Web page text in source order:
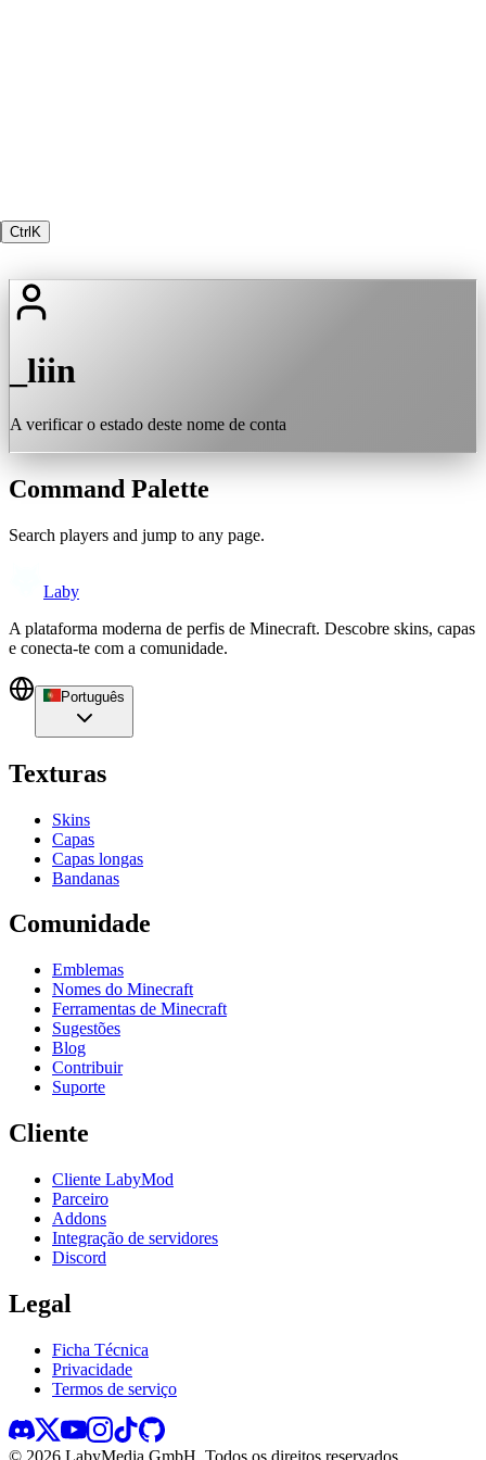
Ctrl K
_liin
A verificar o estado deste nome de conta
Command Palette
Search players and jump to any page.
Laby
A plataforma moderna de perfis de Minecraft. Descobre skins, capas
e conecta-te com a comunidade.
Português
Texturas
Skins
Capas
Capas longas
Bandanas
Comunidade
Emblemas
Nomes do Minecraft
Ferramentas de Minecraft
Sugestões
Blog
Contribuir
Suporte
Cliente
Cliente LabyMod
Parceiro
Addons
Integração de servidores
Discord
Legal
Ficha Técnica
Privacidade
Termos de serviço
© 2026 LabyMedia GmbH. Todos os direitos reservados.